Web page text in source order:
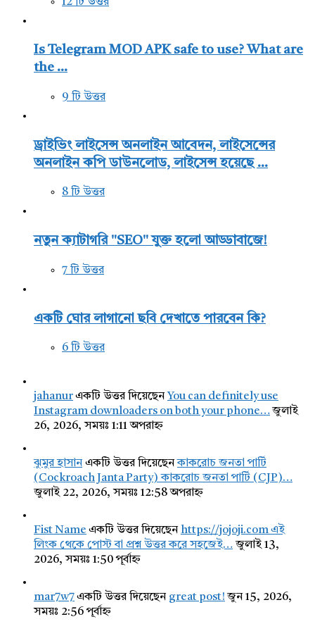
Is Telegram MOD APK safe to use? What are
the ...
9 টি উত্তর
ড্রাইভিং লাইসেন্স অনলাইন আবেদন, লাইসেন্সের
অনলাইন কপি ডাউনলোড, লাইসেন্স হয়েছে ...
8 টি উত্তর
নতুন ক্যাটাগরি "SEO" যুক্ত হলো আড্ডাবাজে!
7 টি উত্তর
একটি ঘোর লাগানো ছবি দেখাতে পারবেন কি?
6 টি উত্তর
jahanurএকটি উত্তর দিয়েছেন You can definitely use
Instagram downloaders on both your phone… জুলাই
26, 2026, সময়ঃ 1:11 অপরাহ্ন
ঝুমুর হাসানএকটি উত্তর দিয়েছেনকাকরোচ জনতা পার্টি
(Cockroach Janta Party) কাকরোচ জনতা পার্টি (CJP)…
জুলাই 22, 2026, সময়ঃ 12:58 অপরাহ্ন
Fist Name একটি উত্তর দিয়েছেন https://jojoji.com এই
লিংক থেকে পোস্ট বা প্রশ্ন উত্তর করে সহজেই… জুলাই 13,
2026, সময়ঃ 1:50 পূর্বাহ্ন
mar7w7একটি উত্তর দিয়েছেন great post! জুন 15, 2026,
সময়ঃ 2:56 পূর্বাহ্ন